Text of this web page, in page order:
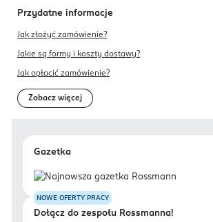
Przydatne informacje
Jak złożyć zamówienie?
Jakie są formy i koszty dostawy?
Jak opłacić zamówienie?
Zobacz więcej
Gazetka
NOWE OFERTY PRACY
Dołącz do zespołu Rossmanna!